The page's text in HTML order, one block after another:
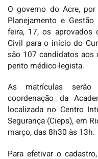
O governo do Acre,
Planejamento e
feira, 17, os aprovados
Civil para o início do
são 107 candidatos aos
perito médico-legista.
As matrículas serão
coordenação da
localizada no Centro
Segurança (Cieps), em
março, das 8h30 às 13h.
Para efetivar o